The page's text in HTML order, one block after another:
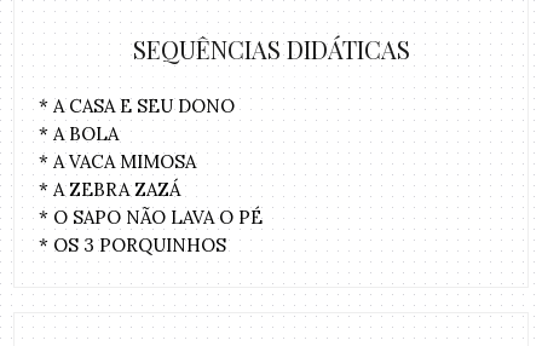
SEQUÊNCIAS DIDÁTICAS
* A CASA E SEU DONO
* A BOLA
* A VACA MIMOSA
* A ZEBRA ZAZÁ
* O SAPO NÃO LAVA O PÉ
* OS 3 PORQUINHOS